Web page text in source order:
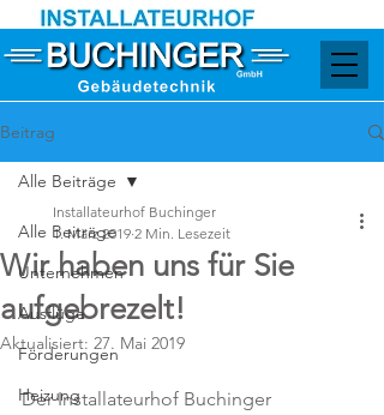
Beitrag
Alle Beiträge
Unternehmen
Ausflüge
Förderungen
Heizung
Alle Beiträge
Wir haben uns für Sie
aufgebrezelt!
Installateurhof Buchinger
1. März 2019 2 Min. Lesezeit
Aktualisiert: 27. Mai 2019
Der Installateurhof Buchinger